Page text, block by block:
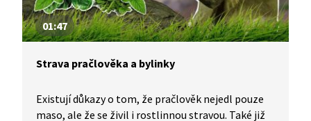
01:47
Strava pračlověka a bylinky
Existují důkazy o tom, že pračlověk nejedl pouze
maso, ale že se živil i rostlinnou stravou. Také již